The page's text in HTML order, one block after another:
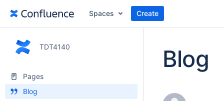
Spaces Create
TDT4140
Pages
Blog
Blog